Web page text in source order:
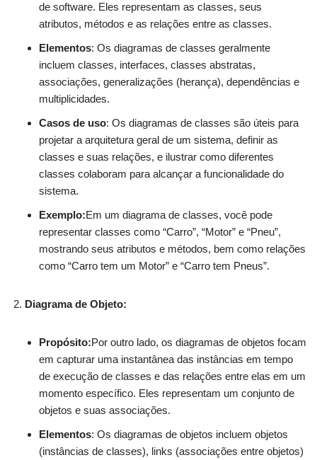
de software. Eles representam as classes, seus
atributos, métodos e as relações entre as classes.
Elementos: Os diagramas de classes geralmente
incluem classes, interfaces, classes abstratas,
associações, generalizações (herança), dependências e
multiplicidades.
Casos de uso: Os diagramas de classes são úteis para
projetar a arquitetura geral de um sistema, definir as
classes e suas relações, e ilustrar como diferentes
classes colaboram para alcançar a funcionalidade do
sistema.
Exemplo:Em um diagrama de classes, você pode
representar classes como “Carro”, “Motor” e “Pneu”,
mostrando seus atributos e métodos, bem como relações
como “Carro tem um Motor” e “Carro tem Pneus”.
Diagrama de Objeto:
Propósito:Por outro lado, os diagramas de objetos focam
em capturar uma instantânea das instâncias em tempo
de execução de classes e das relações entre elas em um
momento específico. Eles representam um conjunto de
objetos e suas associações.
Elementos: Os diagramas de objetos incluem objetos
(instâncias de classes), links (associações entre objetos)